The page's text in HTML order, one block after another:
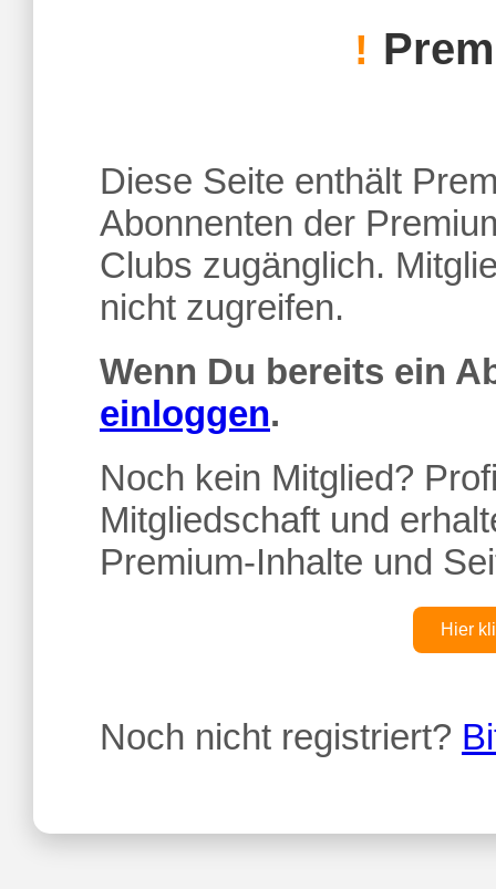
!
Diese Seite enthält
Abonnenten der
Clubs zugänglich.
nicht zugreifen.
Wenn Du bereits ein
einloggen.
Noch kein Mitglied?
Mitgliedschaft und
Premium-Inhalte und
Hier
Noch nicht registriert?